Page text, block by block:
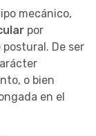
mecánico,
por
De ser
o bien
en el